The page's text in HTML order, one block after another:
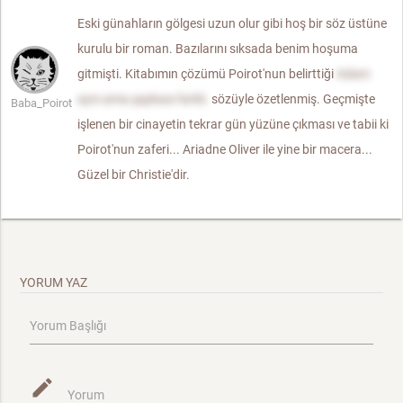
Baba_Poirot
Eski günahların gölgesi uzun olur gibi hoş bir söz üstüne
kurulu bir roman. Bazılarını sıksada benim hoşuma
gitmişti. Kitabımın çözümü Poirot'nun belirttiği
aynı ama şapkası farklı.
sözüyle özetlenmiş. Geçmişte
işlenen bir cinayetin tekrar gün yüzüne çıkması ve tabii ki
Poirot'nun zaferi... Ariadne Oliver ile yine bir macera...
Güzel bir Christie'dir.
YORUM YAZ
Yorum Başlığı
mode_edit Yorum